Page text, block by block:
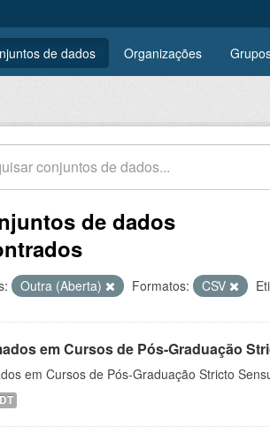
de dados Organizações
de dados
Outra (Aberta) Formatos: CSV
em Cursos de Pós-Graduação
em Cursos de Pós-Graduação Stricto